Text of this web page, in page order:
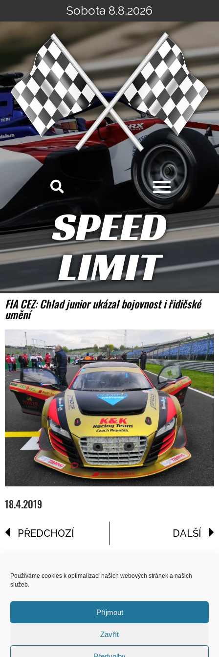
Používáme cookies k optimalizaci našich webových stránek a našich
služeb.
Příjmout
Zavřít
na
Sobota 8.8.2026
SPEED
LIMIT
FIA CEZ: Chlad junior ukázal bojovnost i řidičské
umění
18.4.2019
PŘEDCHOZÍ DALŠÍ
COPYRIGHT
© 2026 Speed Limit,
All Rights Reserved